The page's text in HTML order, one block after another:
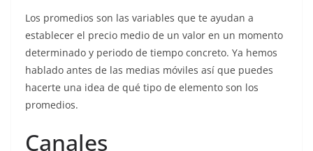
Los promedios son las variables que te ayudan a
establecer el precio medio de un valor en un momento
determinado y periodo de tiempo concreto. Ya hemos
hablado antes de las medias móviles así que puedes
hacerte una idea de qué tipo de elemento son los
promedios.
Canales